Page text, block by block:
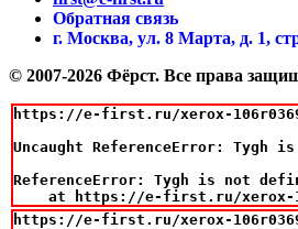
Обратная связь
г. Москва, ул. 8 Марта, д. 1,
© 2007-2026 Фёрст. Все права
https://e-first.ru/xerox-
Uncaught ReferenceError: Tygh
ReferenceError: Tygh is not
at https://e-first.ru/
https://e-first.ru/xerox-